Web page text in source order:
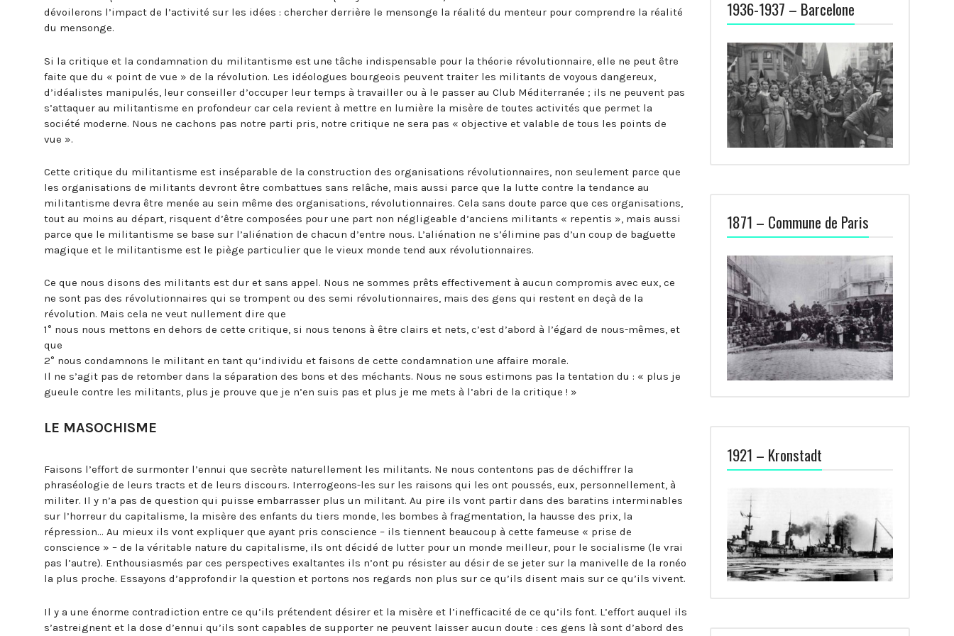
dévoilerons l’impact de l’activité sur les idées : chercher derrière le mensonge la réalité du menteur pour comprendre la réalité
du mensonge.
Si la critique et la condamnation du militantisme est une tâche indispensable pour la théorie révolutionnaire, elle ne peut être
faite que du « point de vue » de la révolution. Les idéologues bourgeois peuvent traiter les militants de voyous dangereux,
d’idéalistes manipulés, leur conseiller d’occuper leur temps à travailler ou à le passer au Club Méditerranée ; ils ne peuvent pas
s’attaquer au militantisme en profondeur car cela revient à mettre en lumière la misère de toutes activités que permet la
société moderne. Nous ne cachons pas notre parti pris, notre critique ne sera pas « objective et valable de tous les points de
vue ».
Cette critique du militantisme est inséparable de la construction des organisations révolutionnaires, non seulement parce que
les organisations de militants devront être combattues sans relâche, mais aussi parce que la lutte contre la tendance au
militantisme devra être menée au sein même des organisations, révolutionnaires. Cela sans doute parce que ces organisations,
tout au moins au départ, risquent d’être composées pour une part non négligeable d’anciens militants « repentis », mais aussi
parce que le militantisme se base sur l’aliénation de chacun d’entre nous. L’aliénation ne s’élimine pas d’un coup de baguette
magique et le militantisme est le piège particulier que le vieux monde tend aux révolutionnaires.
Ce que nous disons des militants est dur et sans appel. Nous ne sommes prêts effectivement à aucun compromis avec eux, ce
ne sont pas des révolutionnaires qui se trompent ou des semi révolutionnaires, mais des gens qui restent en deçà de la
révolution. Mais cela ne veut nullement dire que
1° nous nous mettons en dehors de cette critique, si nous tenons à être clairs et nets, c’est d’abord à l’égard de nous-mêmes, et
que
2° nous condamnons le militant en tant qu’individu et faisons de cette condamnation une affaire morale.
Il ne s’agit pas de retomber dans la séparation des bons et des méchants. Nous ne sous estimons pas la tentation du : « plus je
gueule contre les militants, plus je prouve que je n’en suis pas et plus je me mets à l’abri de la critique ! »
LE MASOCHISME
Faisons l’effort de surmonter l’ennui que secrète naturellement les militants. Ne nous contentons pas de déchiffrer la
phraséologie de leurs tracts et de leurs discours. Interrogeons-les sur les raisons qui les ont poussés, eux, personnellement, à
militer. Il y n’a pas de question qui puisse embarrasser plus un militant. Au pire ils vont partir dans des baratins interminables
sur l’horreur du capitalisme, la misère des enfants du tiers monde, les bombes à fragmentation, la hausse des prix, la
répression… Au mieux ils vont expliquer que ayant pris conscience – ils tiennent beaucoup à cette fameuse « prise de
conscience » – de la véritable nature du capitalisme, ils ont décidé de lutter pour un monde meilleur, pour le socialisme (le vrai
pas l’autre). Enthousiasmés par ces perspectives exaltantes ils n’ont pu résister au désir de se jeter sur la manivelle de la ronéo
la plus proche. Essayons d’approfondir la question et portons nos regards non plus sur ce qu’ils disent mais sur ce qu’ils vivent.
Il y a une énorme contradiction entre ce qu’ils prétendent désirer et la misère et l’inefficacité de ce qu’ils font. L’effort auquel ils
s’astreignent et la dose d’ennui qu’ils sont capables de supporter ne peuvent laisser aucun doute : ces gens là sont d’abord des
1936-1937 – Barcelone
1871 – Commune de Paris
1921 – Kronstadt